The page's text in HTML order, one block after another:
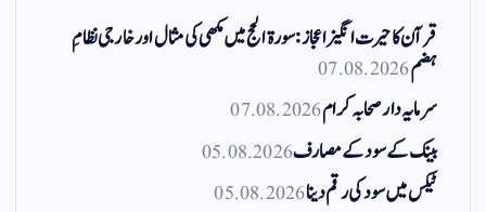
قرآن کا حیرت انگیز اعجاز: سورۃ الحج میں مکھی کی مثال اور خارجی نظامِ
ہضم07.08.2026
سرمایہ دار صحابہ کرام07.08.2026
بینک کے سود کے مصارف05.08.2026
ٹیکس میں سود کی رقم دینا05.08.2026